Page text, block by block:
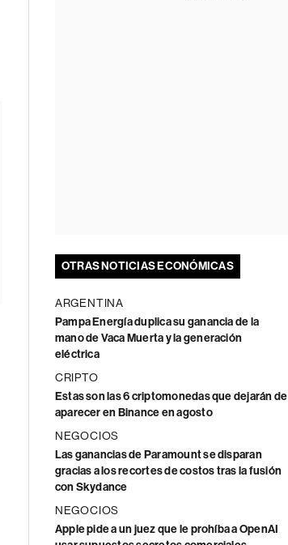
OTRAS NOTICIAS ECONÓMICAS
ARGENTINA
Pampa Energía duplica su ganancia de la
mano de Vaca Muerta y la generación
eléctrica
CRIPTO
Estas son las 6 criptomonedas que dejarán de
aparecer en Binance en agosto
NEGOCIOS
Las ganancias de Paramount se disparan
gracias a los recortes de costos tras la fusión
con Skydance
NEGOCIOS
Apple pide a un juez que le prohíba a OpenAI